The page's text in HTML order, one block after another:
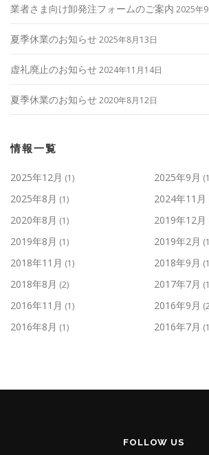
業者さま向け卸発注フォームのご案内 2025年
夏季休業のお知らせ2025年8月13日
虚礼廃止のお知らせ2024年11月14日
夏季休業のお知らせ2020年8月12日
情報一覧
2025年12月 (1) 2025年9月
2025年8月 (1) 2024年11月
2020年8月 (1) 2019年12月
2019年8月 (1) 2019年2月
2018年11月 (1) 2018年9月
2018年8月 (2) 2017年7月
2016年11月 (1) 2016年9月
2016年8月 (1) 2016年7月
FOLLOW US